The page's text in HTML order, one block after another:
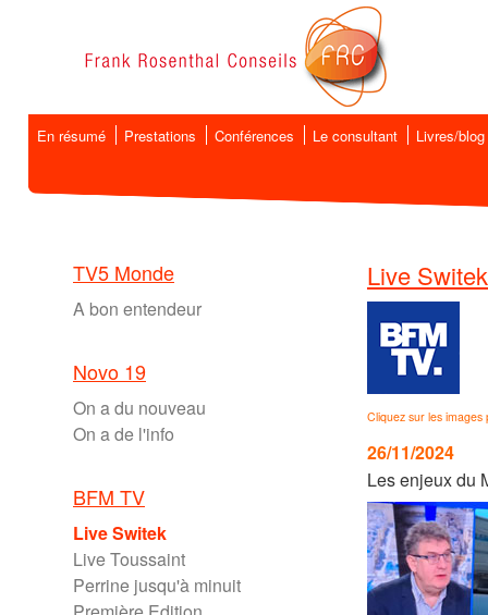
En résumé Prestations Conférences Le consultant Livres/blog
TV5 Monde
A bon entendeur
Novo 19
On a du nouveau
On a de l'info
BFM TV
Live Switek
Live Toussaint
Perrine jusqu'à minuit
Live Switek
Cliquez sur les images
26/11/2024
Les enjeux du